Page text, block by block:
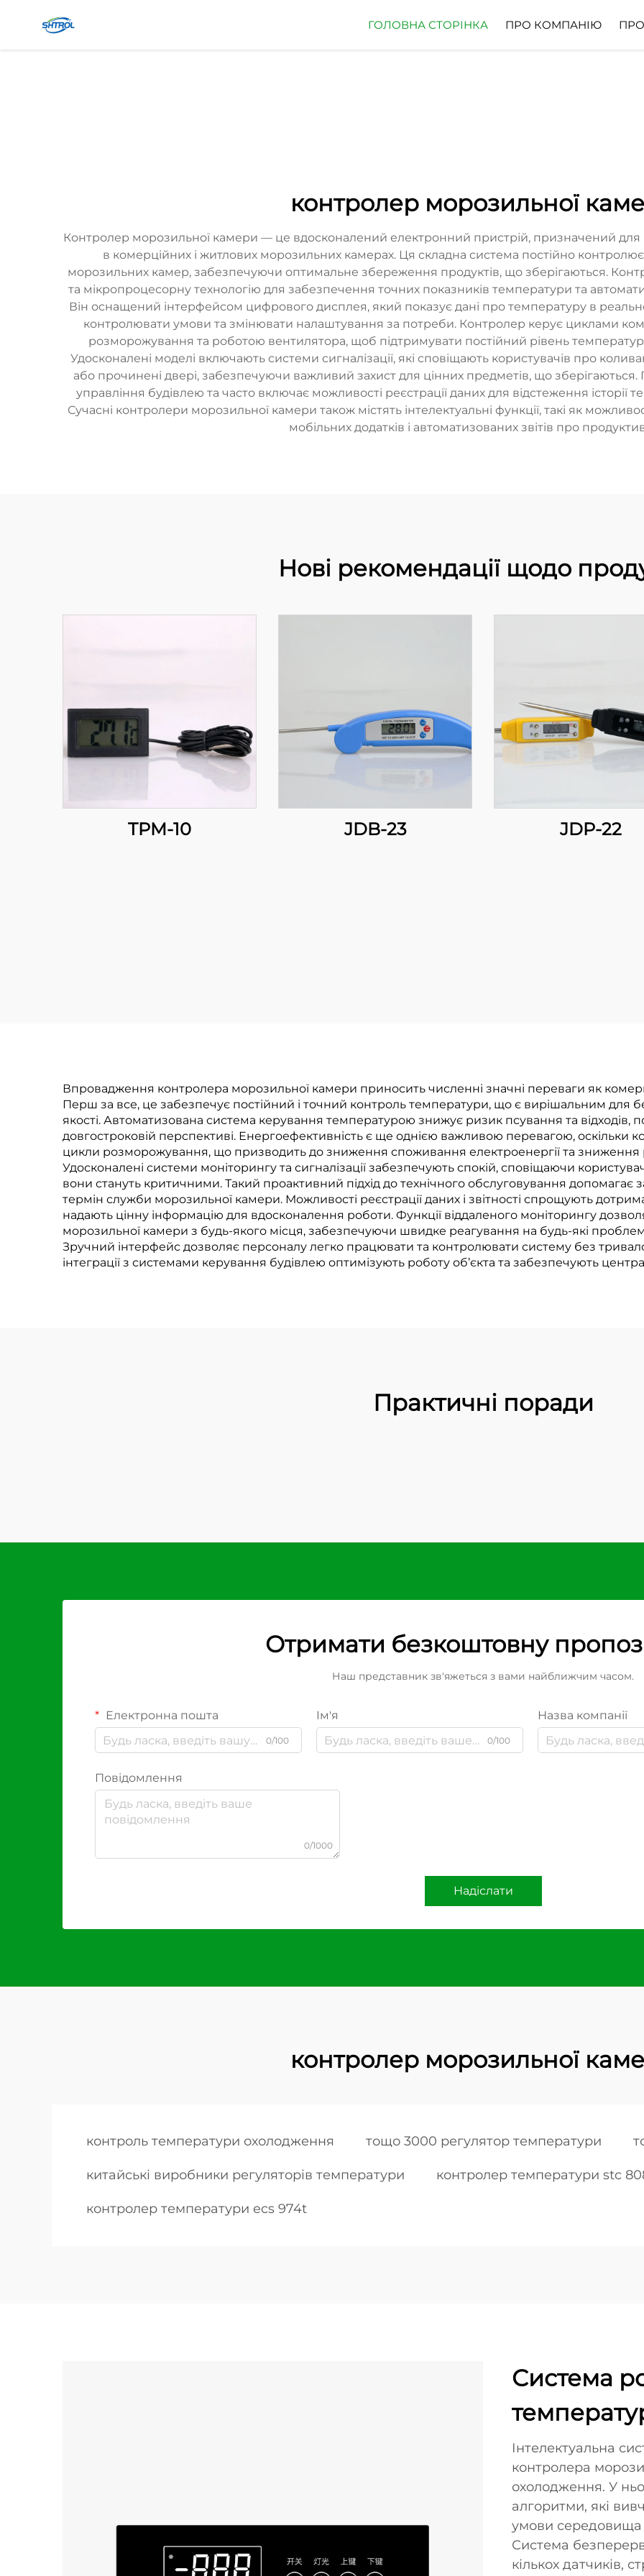
ГОЛОВНА СТОРІНКА ПРО КОМПАНІЮ
контролер морозильної
Контролер морозильної камери — це вдосконалений електронний пристрій, призначений
в комерційних і житлових морозильних камерах. Ця складна система постійно
морозильних камер, забезпечуючи оптимальне збереження продуктів, що зберігаються.
та мікропроцесорну технологію для забезпечення точних показників температури та
Він оснащений інтерфейсом цифрового дисплея, який показує дані про температуру в
контролювати умови та змінювати налаштування за потреби. Контролер керує циклами
розморожування та роботою вентилятора, щоб підтримувати постійний рівень
Удосконалені моделі включають системи сигналізації, які сповіщають користувачів про
або прочинені двері, забезпечуючи важливий захист для цінних предметів, що
управління будівлею та часто включає можливості реєстрації даних для відстеження історії
Сучасні контролери морозильної камери також містять інтелектуальні функції, такі як
мобільних додатків і автоматизованих звітів про
Нові рекомендації щодо
TPM-10 JDB-23 JDP-22
Впровадження контролера морозильної камери приносить численні значні переваги як
Перш за все, це забезпечує постійний і точний контроль температури, що є вирішальним для
якості. Автоматизована система керування температурою знижує ризик псування та відходів,
довгостроковій перспективі. Енергоефективність є ще однією важливою перевагою, оскільки
цикли розморожування, що призводить до зниження споживання електроенергії та зниження
Удосконалені системи моніторингу та сигналізації забезпечують спокій, сповіщаючи
вони стануть критичними. Такий проактивний підхід до технічного обслуговування допомагає
термін служби морозильної камери. Можливості реєстрації даних і звітності спрощують
надають цінну інформацію для вдосконалення роботи. Функції віддаленого моніторингу
морозильної камери з будь-якого місця, забезпечуючи швидке реагування на будь-які
Зручний інтерфейс дозволяє персоналу легко працювати та контролювати систему без
інтеграції з системами керування будівлею оптимізують роботу об’єкта та забезпечують
Практичні поради
Отримати безкоштовну
Наш представник зв'яжеться з вами найближчим часом.
Електронна пошта
0/100
Ім'я
0/100
Назва компанії
Повідомлення
0/1000
Надіслати
контролер морозильної
контроль температури охолодження тощо 3000 регулятор температури
китайські виробники регуляторів температури контролер температури stc
контролер температури ecs 974t
Система
Інтелектуальна
контролера
охолодження. У
алгоритми, які
умови середовища
Система
кількох датчиків,